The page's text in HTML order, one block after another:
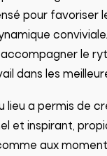
pour favoriser
le
dans les
lieu a permis de
et inspirant,
aux